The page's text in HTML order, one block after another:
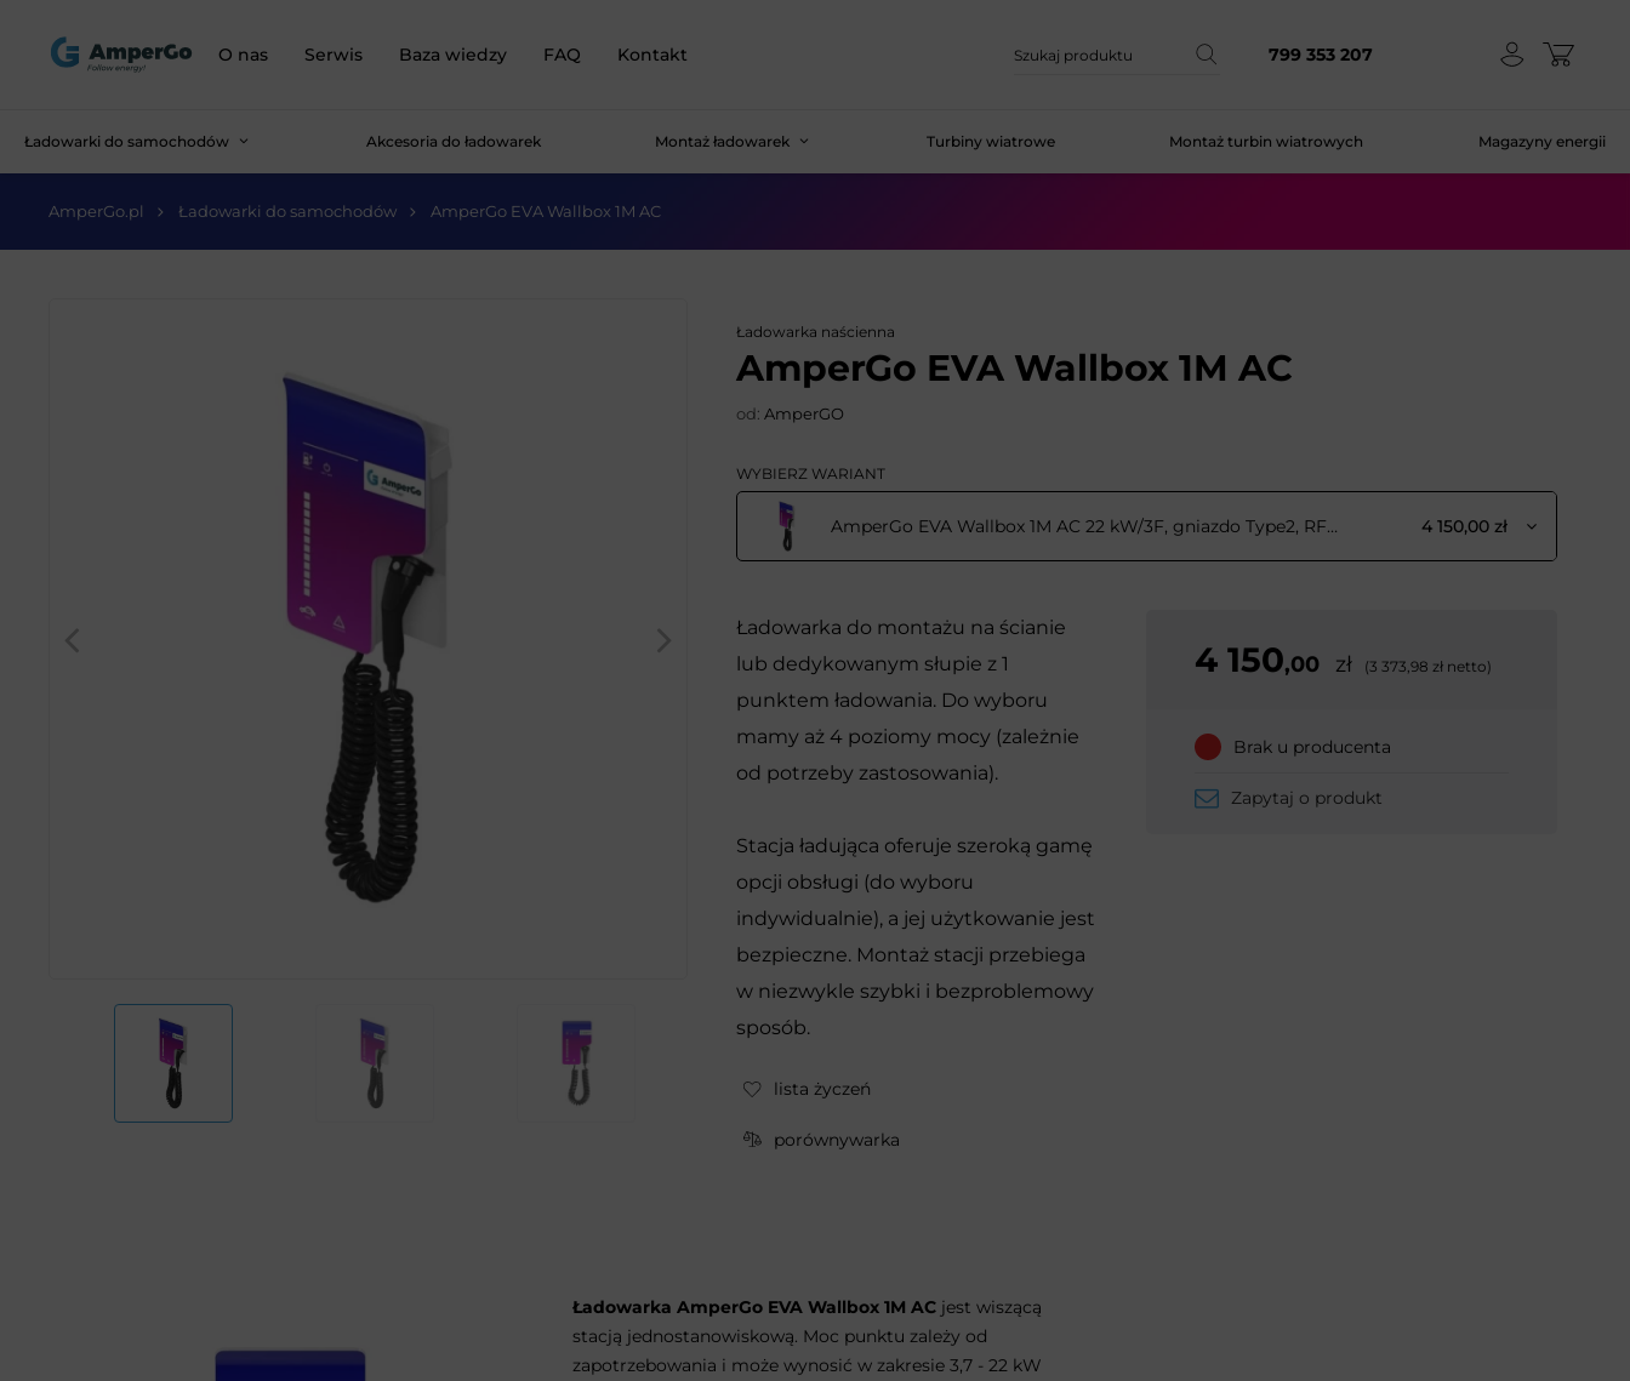
O nas Serwis Baza wiedzy FAQ Kontakt 799 353 207
Ładowarki do samochodów Akcesoria do ładowarek Montaż ładowarek Turbiny wiatrowe Montaż turbin wiatrowych Magazyny energii
AmperGo.pl Ładowarki do samochodów AmperGo EVA Wallbox 1M AC
Ładowarka naścienna
AmperGo EVA Wallbox 1M AC
od: AmperGO
WYBIERZ WARIANT
AmperGo EVA Wallbox 1M AC 22 kW/3F, gniazdo Type2, RFID 4 150,00 zł
Ładowarka do montażu na ścianie
lub dedykowanym słupie z 1
punktem ładowania. Do wyboru
mamy aż 4 poziomy mocy (zależnie
od potrzeby zastosowania).
Stacja ładująca oferuje szeroką gamę
opcji obsługi (do wyboru
indywidualnie), a jej użytkowanie jest
bezpieczne. Montaż stacji przebiega
w niezwykle szybki i bezproblemowy
sposób.
lista życzeń
porównywarka
4 150,00 zł (3 373,98 zł netto)
Brak u producenta
Zapytaj o produkt
Ładowarka AmperGo EVA Wallbox 1M AC jest wiszącą
stacją jednostanowiskową. Moc punktu zależy od
zapotrzebowania i może wynosić w zakresie 3,7 - 22 kW